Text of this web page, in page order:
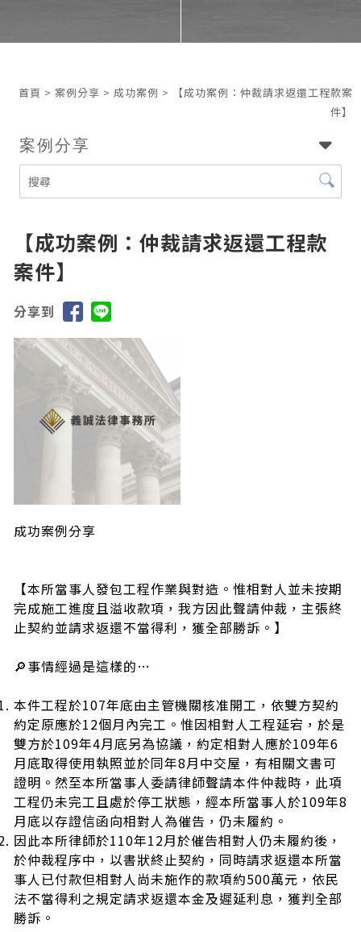
首頁 > 案例分享 > 成功案例 > 【成功案例：仲裁請求返還工程款案
件】
案例分享
【成功案例：仲裁請求返還工程款
案件】
分享到
成功案例分享
【本所當事人發包工程作業與對造。惟相對人並未按期
完成施工進度且溢收款項，我方因此聲請仲裁，主張終
止契約並請求返還不當得利，獲全部勝訴。】
🔎事情經過是這樣的…
本件工程於107年底由主管機關核准開工，依雙方契約
約定原應於12個月內完工。惟因相對人工程延宕，於是
雙方於109年4月底另為協議，約定相對人應於109年6
月底取得使用執照並於同年8月中交屋，有相關文書可
證明。然至本所當事人委請律師聲請本件仲裁時，此項
工程仍未完工且處於停工狀態，經本所當事人於109年8
月底以存證信函向相對人為催告，仍未履約。
因此本所律師於110年12月於催告相對人仍未履約後，
於仲裁程序中，以書狀終止契約，同時請求返還本所當
事人已付款但相對人尚未施作的款項約500萬元，依民
法不當得利之規定請求返還本金及遲延利息，獲判全部
勝訴。